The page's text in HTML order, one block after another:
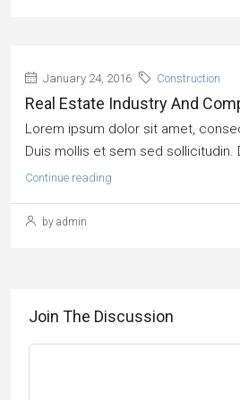
January 24, 2016 Construction
Real Estate Industry And
Lorem ipsum dolor sit amet,
Duis mollis et sem sed sollicitudin.
Continue reading
by admin
Join The Discussion